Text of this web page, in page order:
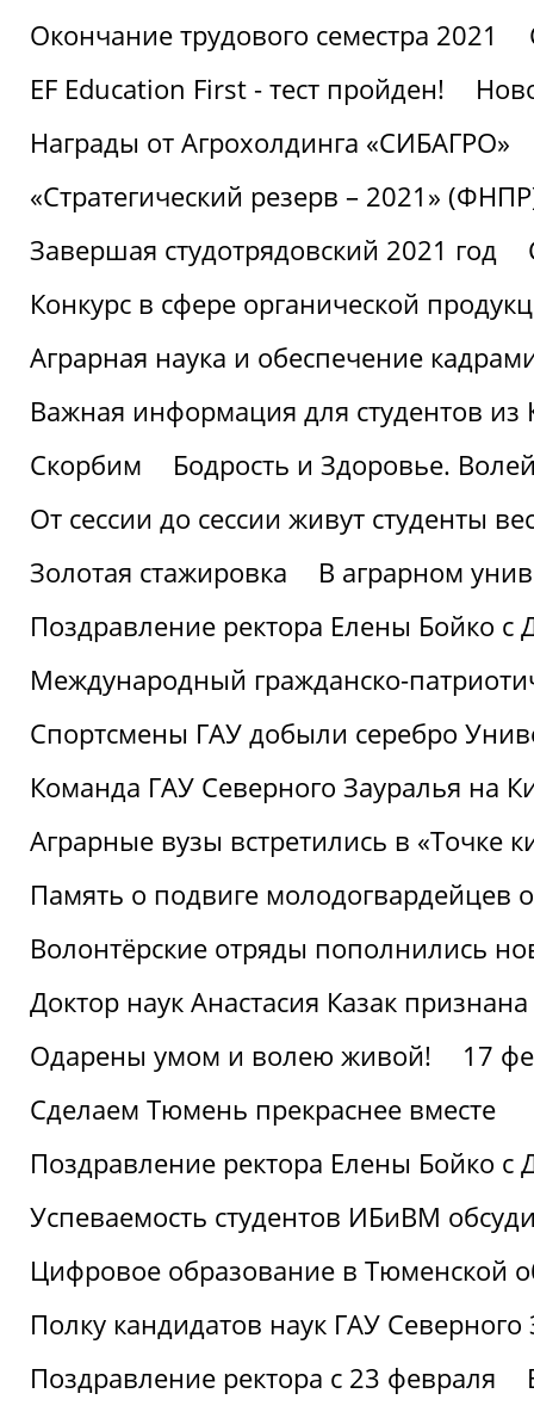
Окончание трудового семестра 2021
EF Education First - тест пройден!
Награды от Агрохолдинга «СИБАГРО»
«Стратегический резерв – 2021»
Завершая студотрядовский 2021 год
Конкурс в сфере органической
Аграрная наука и обеспечение
Важная информация для студентов из
Скорбим
Бодрость и Здоровье.
От сессии до сессии живут студенты
Золотая стажировка
В аграрном
Поздравление ректора Елены Бойко с
Международный гражданско-
Спортсмены ГАУ добыли серебро
Команда ГАУ Северного Зауралья на
Аграрные вузы встретились в «Точке
Память о подвиге молодогвардейцев
Волонтёрские отряды пополнились
Доктор наук Анастасия Казак
Одарены умом и волею живой!
17
Сделаем Тюмень прекраснее вместе
Поздравление ректора Елены Бойко с
Успеваемость студентов ИБиВМ
Цифровое образование в Тюменской
Полку кандидатов наук ГАУ
Поздравление ректора с 23 февраля